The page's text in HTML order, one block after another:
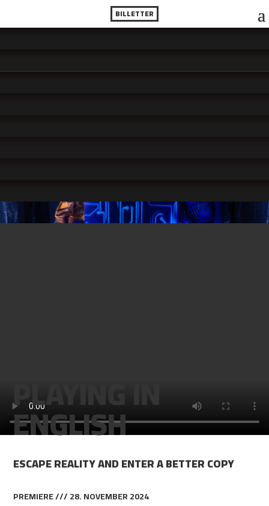
BILLETTER
PLAYING IN
ENGLISH
ESCAPE REALITY AND ENTER A BETTER COPY
PREMIERE /// 28. NOVEMBER 2024